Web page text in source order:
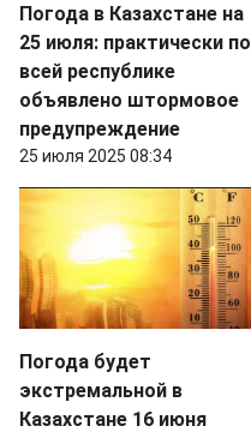
Погода в Казахстане на
25 июля: практически по
всей республике
объявлено штормовое
предупреждение
25 июля 2025 08:34
Погода будет
экстремальной в
Казахстане 16 июня